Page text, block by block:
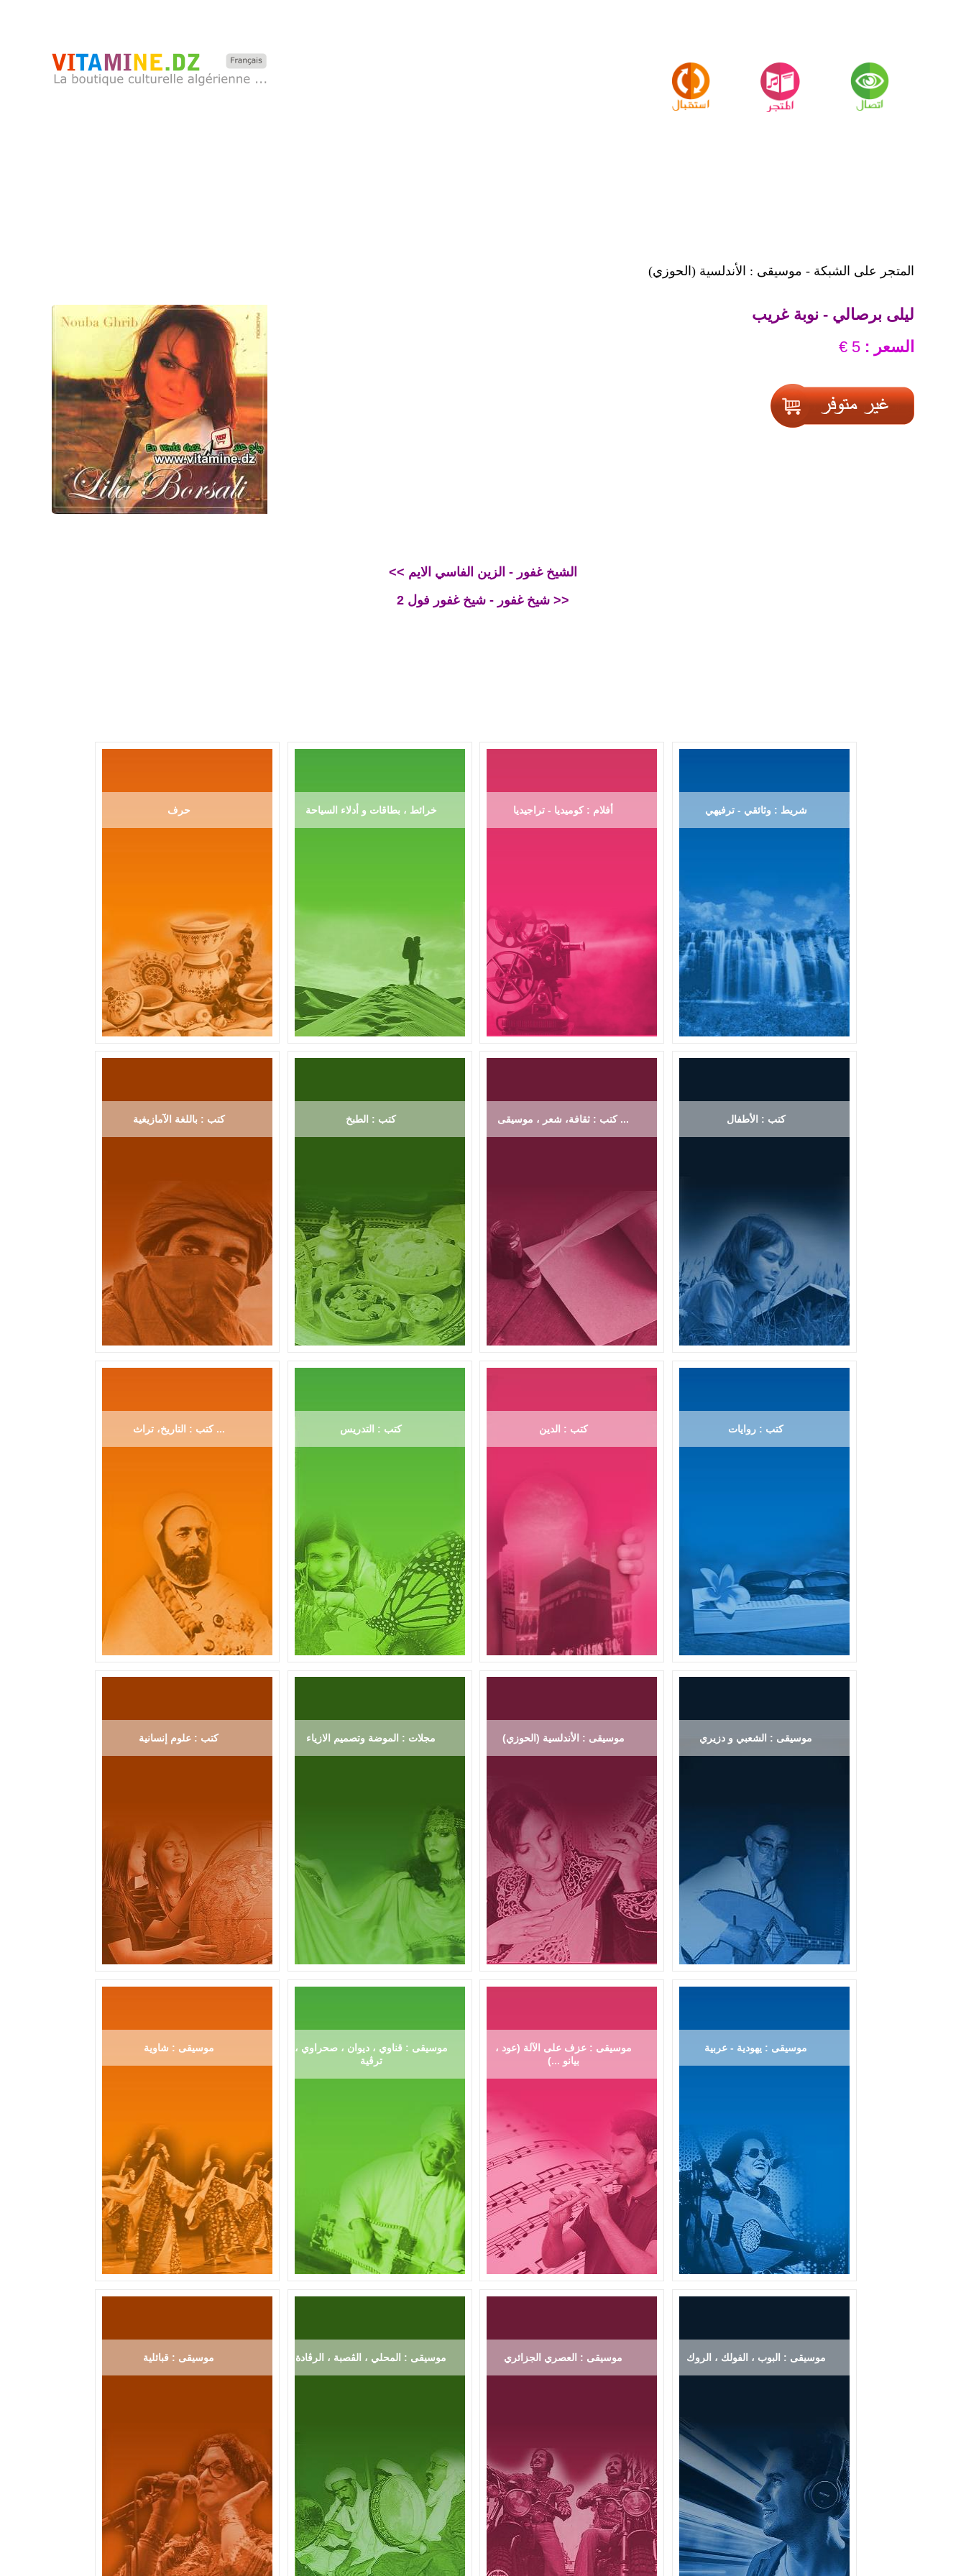
المتجر على الشبكة - موسيقى : الأندلسية (الحوزي)
ليلى برصالي - نوبة غريب
السعر :
<< الشيخ غفور - الزين الفاسي الايم
شيخ غفور - شيخ غفور فول 2 >>
حرف خرائط ، بطاقات و أدلاء السياحة أفلام : كوميديا - تراجيديا شريط : وثائقي - ترفيهي
كتب : باللغة الآمازيغية كتب : الطبخ كتب : ثقافة، شعر ، موسيقى ... كتب : الأطفال
كتب : التاريخ، تراث ... كتب : التدريس كتب : الدين كتب : روايات
كتب : علوم إنسانية مجلات : الموضة وتصميم الازياء موسيقى : الأندلسية (الحوزي) موسيقى : الشعبي و دزيري
موسيقى : شاوية
موسيقى : قناوي ، ديوان ، صحراوي ،
ترڨية
موسيقى : عزف على الآلة (عود ،
بيانو ...)
موسيقى : يهودية - عربية
موسيقى : قبائلية موسيقى : المحلي ، الڨصبة ، الرڨادة موسيقى : العصري الجزائري موسيقى : البوب ، الفولك ، الروك